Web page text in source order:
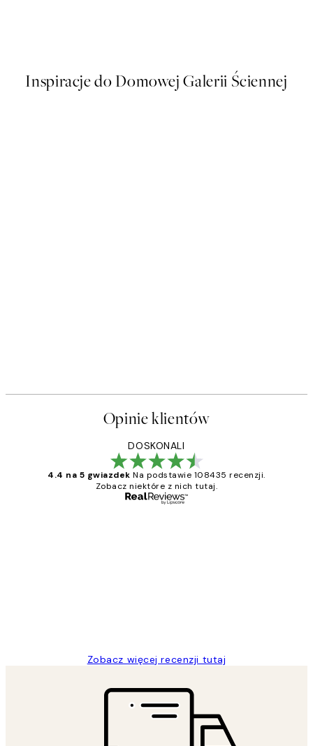
Inspiracje do Domowej Galerii Ściennej
Opinie klientów
DOSKONALI
4.4 na 5 gwiazdek Na podstawie 108435 recenzji.
Zobacz niektóre z nich tutaj.
Zobacz więcej recenzji tutaj